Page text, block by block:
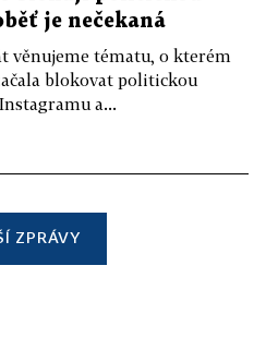
je nečekaná
věnujeme tématu, o kterém
blokovat politickou
a...
ZPRÁVY